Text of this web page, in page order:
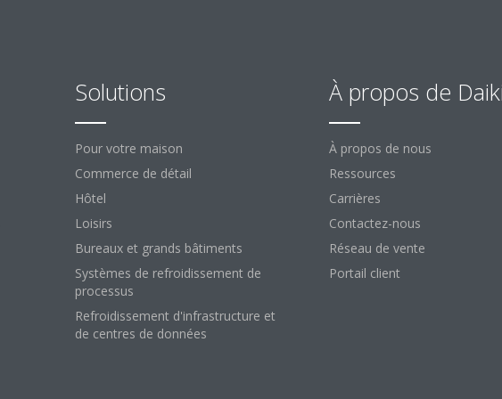
Solutions
Pour votre maison
Commerce de détail
Hôtel
Loisirs
Bureaux et grands bâtiments
Systèmes de refroidissement de
processus
Refroidissement d'infrastructure et
de centres de données
À propos de
À propos de nous
Ressources
Carrières
Contactez-nous
Réseau de vente
Portail client